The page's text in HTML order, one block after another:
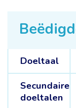
Doeltaal
Secundaire
doeltalen